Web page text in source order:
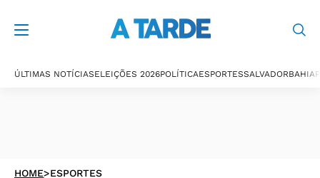
ÚLTIMAS NOTÍCIASELEIÇÕES 2026POLÍTICAESPORTESSALVADORBAHIA
HOME>ESPORTES